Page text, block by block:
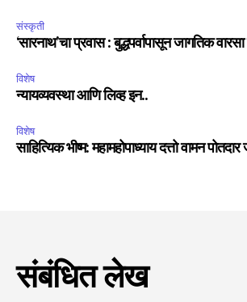
संस्कृती
‘सारनाथ’चा प्रवास : बुद्धपर्वापासून जागतिक
विशेष
न्यायव्यवस्था आणि लिव्ह इन..
विशेष
साहित्यिक भीष्म: महामहोपाध्याय दत्तो वामन
संबंधित लेख